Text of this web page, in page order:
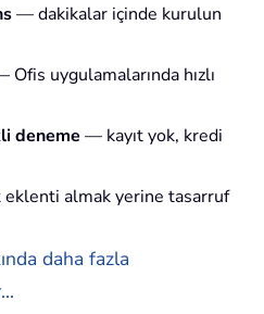
— dakikalar içinde kurulun
Ofis uygulamalarında hızlı
deneme — kayıt yok, kredi
almak yerine tasarruf
daha fazla